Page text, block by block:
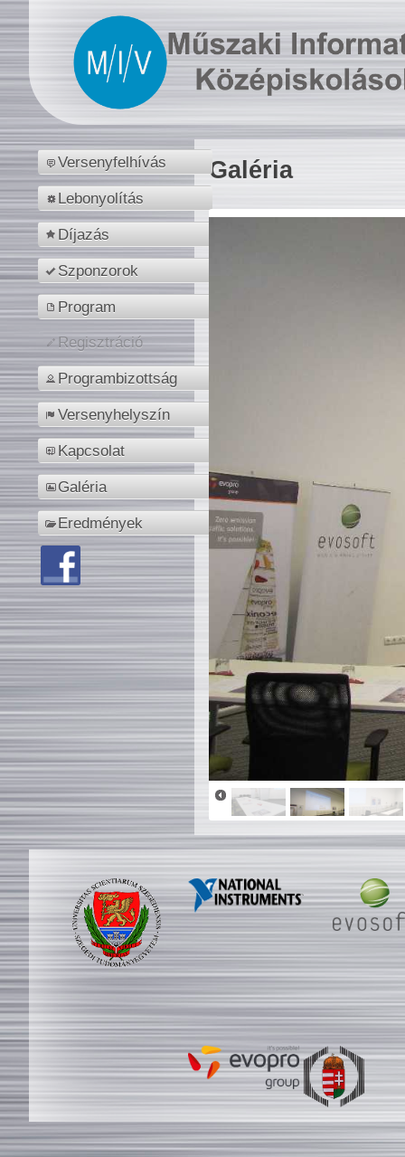
Versenyfelhívás
Lebonyolítás
Díjazás
Szponzorok
Program
Regisztráció
Programbizottság
Versenyhelyszín
Kapcsolat
Galéria
Eredmények
Galéria